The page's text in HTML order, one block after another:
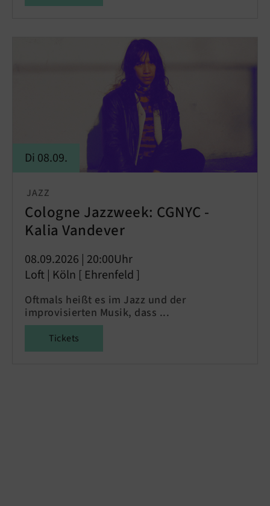
JAZZ
Cologne Jazzweek: CGNYC -
Kalia Vandever
08.09.2026 | 20:00Uhr
Loft | Köln [ Ehrenfeld ]
Oftmals heißt es im Jazz und der
improvisierten Musik, dass ...
Tickets
Di 08.09.